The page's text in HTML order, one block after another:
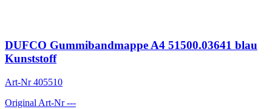
DUFCO Gummibandmappe A4 51500.03641 blau
Kunststoff
Art-Nr405510
Original Art-Nr---